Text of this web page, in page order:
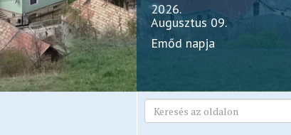
2026.
Augusztus 09.
Emőd napja